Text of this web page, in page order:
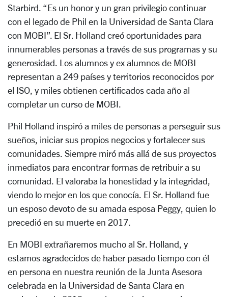
Starbird. “Es un honor y un gran privilegio continuar
con el legado de Phil en la Universidad de Santa Clara
con MOBI”. El Sr. Holland creó oportunidades para
innumerables personas a través de sus programas y su
generosidad. Los alumnos y ex alumnos de MOBI
representan a 249 países y territorios reconocidos por
el ISO, y miles obtienen certificados cada año al
completar un curso de MOBI.
Phil Holland inspiró a miles de personas a perseguir sus
sueños, iniciar sus propios negocios y fortalecer sus
comunidades. Siempre miró más allá de sus proyectos
inmediatos para encontrar formas de retribuir a su
comunidad. El valoraba la honestidad y la integridad,
viendo lo mejor en los que conocía. El Sr. Holland fue
un esposo devoto de su amada esposa Peggy, quien lo
precedió en su muerte en 2017.
En MOBI extrañaremos mucho al Sr. Holland, y
estamos agradecidos de haber pasado tiempo con él
en persona en nuestra reunión de la Junta Asesora
celebrada en la Universidad de Santa Clara en